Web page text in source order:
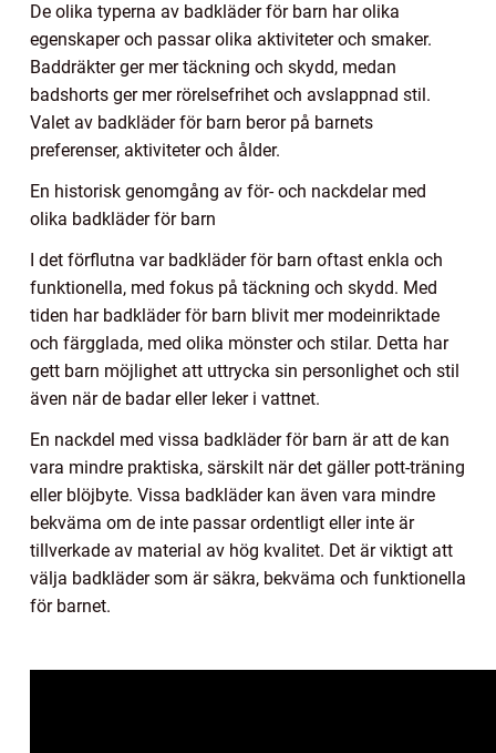
De olika typerna av badkläder för barn har olika
egenskaper och passar olika aktiviteter och smaker.
Baddräkter ger mer täckning och skydd, medan
badshorts ger mer rörelsefrihet och avslappnad stil.
Valet av badkläder för barn beror på barnets
preferenser, aktiviteter och ålder.
En historisk genomgång av för- och nackdelar med
olika badkläder för barn
I det förflutna var badkläder för barn oftast enkla och
funktionella, med fokus på täckning och skydd. Med
tiden har badkläder för barn blivit mer modeinriktade
och färgglada, med olika mönster och stilar. Detta har
gett barn möjlighet att uttrycka sin personlighet och stil
även när de badar eller leker i vattnet.
En nackdel med vissa badkläder för barn är att de kan
vara mindre praktiska, särskilt när det gäller pott-träning
eller blöjbyte. Vissa badkläder kan även vara mindre
bekväma om de inte passar ordentligt eller inte är
tillverkade av material av hög kvalitet. Det är viktigt att
välja badkläder som är säkra, bekväma och funktionella
för barnet.